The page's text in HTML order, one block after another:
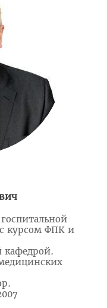
2026
о целевой
экспертиз
и соцзащиты
курсом ФПК и